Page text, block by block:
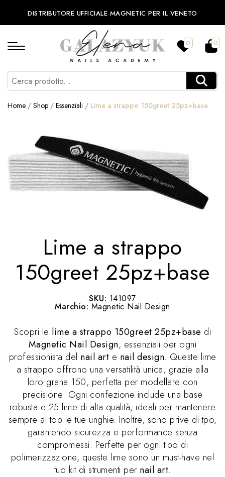
DISTRIBUTORE UFFICIALE MAGNETIC PER IL VENETO
0 0
Home / Shop / Essenziali / Lime a strappo 150greet 25pz+base
Lime a strappo
150greet 25pz+base
SKU: 141097
Marchio: Magnetic Nail Design
Scopri le lime a strappo 150greet 25pz+base di
Magnetic Nail Design, essenziali per ogni
professionista del nail art e nail design. Queste lime
a strappo offrono una versatilità unica, grazie alla
loro grana 150, perfetta per modellare con
precisione. Ogni confezione include una base
robusta e 25 lime di alta qualità, ideali per mantenere
sempre al top le tue unghie. Inoltre, sono prive di tpo,
garantendo sicurezza e performance senza
compromessi. Perfette per ogni tipo di
polimerizzazione, queste lime sono un must-have nel
tuo kit di strumenti per nail art.